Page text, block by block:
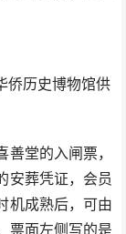
侨历史博物馆供
堂的入闸票，
安葬凭证，会员
机成熟后，可由
票面左侧写的是